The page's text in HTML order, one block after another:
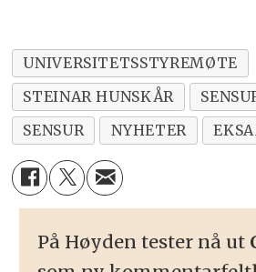
UNIVERSITETSSTYREMØTE
STEINAR HUNSKÅR
SENSUR
NYHETER
På Høyden tester nå ut